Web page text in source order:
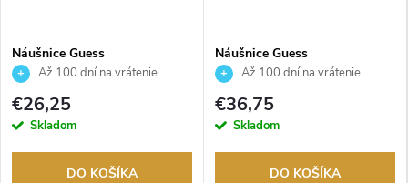
Náušnice Guess
JUBE06233JWRHT
Až 100 dní na vrátenie
tovaru. Autorizovaný predajca.
€26,25
Skladom
DO KOŠÍKA
Náušnice Guess
JUBE03131JWYGT
Až 100 dní na vrátenie
tovaru. Autorizovaný predajca.
€36,75
Skladom
DO KOŠÍKA